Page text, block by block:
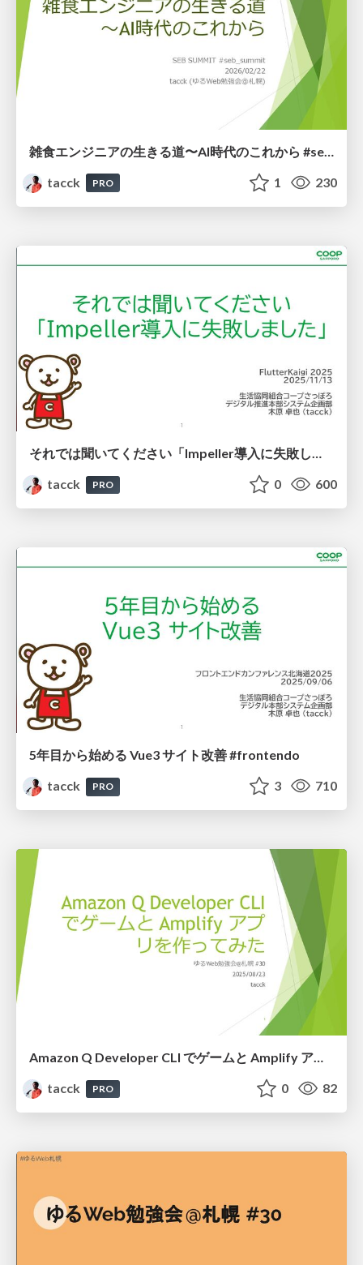
tacck
PRO 1 230
それでは聞いてください「Impeller導入に失敗しました」 #FlutterKaigi #skia
tacck
PRO 0 600
5年目から始める Vue3 サイト改善 #frontendo
tacck
PRO 3 710
Amazon Q Developer CLI でゲームと Amplify アプリを作ってみた #ゆるWeb札幌
tacck
PRO 0 82